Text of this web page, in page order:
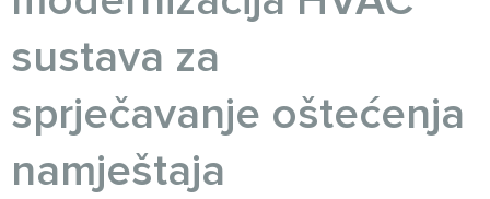
sustava za
sprječavanje oštećenja
namještaja